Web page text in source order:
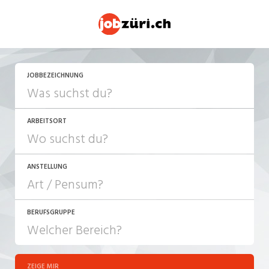
JOBBEZEICHNUNG
ARBEITSORT
ANSTELLUNG
JOB-TYP
Festanstellung
BERUFSGRUPPE
ZEIGE MIR